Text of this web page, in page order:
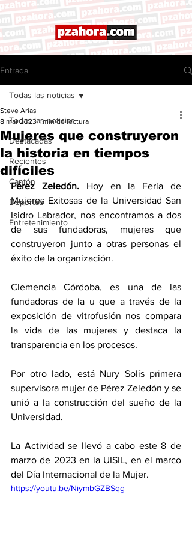
Entrada
Todas las noticias
Destacadas
Recientes
Cantón
Deportes
Entretenimiento
Todas las noticias
Mujeres que construyeron
la historia en tiempos
difíciles
Steve Arias
8 mar 2023 1 min de lectura
Pérez Zeledón. Hoy en la Feria de
Mujeres Exitosas de la Universidad San
Isidro Labrador, nos encontramos a dos
de sus fundadoras, mujeres que
construyeron junto a otras personas el
éxito de la organización.
Clemencia Córdoba, es una de las
fundadoras de la u que a través de la
exposición de vitrofusión nos compara
la vida de las mujeres y destaca la
transparencia en los procesos.
Por otro lado, está Nury Solís primera
supervisora mujer de Pérez Zeledón y se
unió a la construcción del sueño de la
Universidad.
La Actividad se llevó a cabo este 8 de
marzo de 2023 en la UISIL, en el marco
del Día Internacional de la Mujer.
https://youtu.be/NiymbGZBSqg